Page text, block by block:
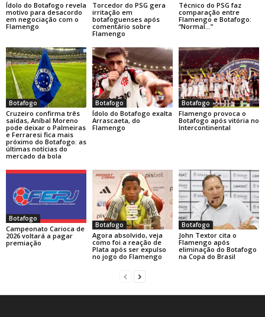
Ídolo do Botafogo revela
motivo para desacordo
em negociação com o
Flamengo
Torcedor do PSG gera
irritação em
botafoguenses após
comentário sobre
Flamengo
Técnico do PSG faz
comparação entre
Flamengo e Botafogo:
“Normal…”
Botafogo
Cruzeiro confirma três
saídas, Aníbal Moreno
pode deixar o Palmeiras
e Ferraresi fica mais
próximo do Botafogo: as
últimas notícias do
mercado da bola
Botafogo
Ídolo do Botafogo exalta
Arrascaeta, do
Flamengo
Botafogo
Flamengo provoca o
Botafogo após vitória no
Intercontinental
Botafogo
Campeonato Carioca de
2026 voltará a pagar
premiação
Botafogo
Agora absolvido, veja
como foi a reação de
Plata após ser expulso
no jogo do Flamengo
Botafogo
John Textor cita o
Flamengo após
eliminação do Botafogo
na Copa do Brasil